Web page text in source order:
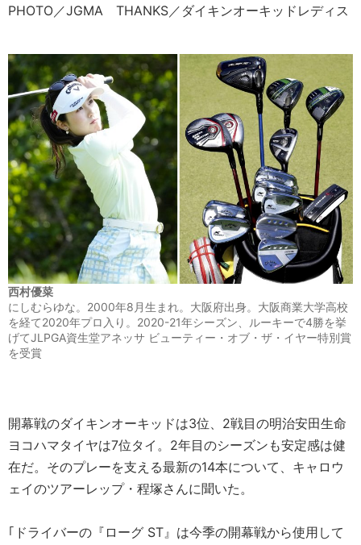
PHOTO／JGMA THANKS／ダイキンオーキッドレディス
西村優菜
にしむらゆな。2000年8月生まれ。大阪府出身。大阪商業大学高校
を経て2020年プロ入り。2020-21年シーズン、ルーキーで4勝を挙
げてJLPGA資生堂アネッサ ビューティー・オブ・ザ・イヤー特別賞
を受賞
開幕戦のダイキンオーキッドは3位、2戦目の明治安田生命
ヨコハマタイヤは7位タイ。2年目のシーズンも安定感は健
在だ。そのプレーを支える最新の14本について、キャロウ
ェイのツアーレップ・程塚さんに聞いた。
｢ドライバーの『ローグ ST』は今季の開幕戦から使用して